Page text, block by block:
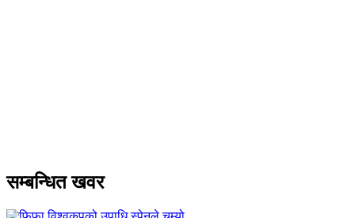
सम्बन्धित खवर